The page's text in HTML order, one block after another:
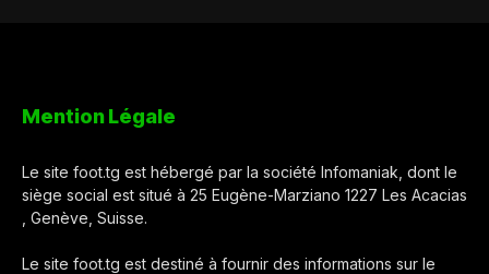
Mention Légale
Le site foot.tg est hébergé par la société Infomaniak, dont le
siège social est situé à 25 Eugène-Marziano 1227 Les Acacias
, Genève, Suisse.
Le site foot.tg est destiné à fournir des informations sur le